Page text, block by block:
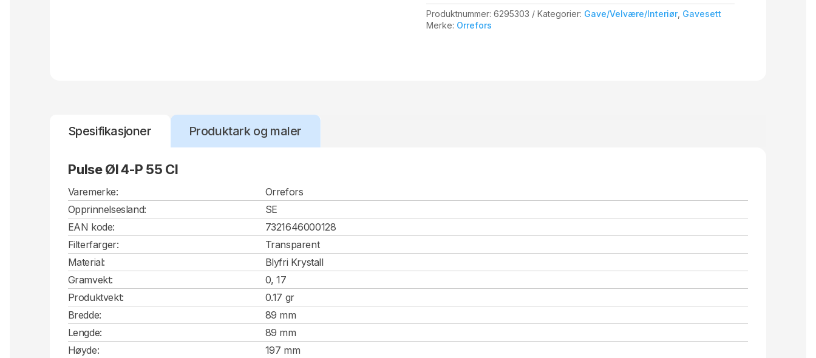
Produktnummer: 6295303 Kategorier: Gave/Velvære/Interiør, Gavesett
Merke: Orrefors
Spesifikasjoner Produktark og maler
Pulse Øl 4-P 55 Cl
Varemerke:
Orrefors
Opprinnelsesland:
SE
EAN kode:
7321646000128
Filterfarger:
Transparent
Material:
Blyfri Krystall
Gramvekt:
0, 17
Produktvekt:
0.17 gr
Bredde:
89 mm
Lengde:
89 mm
Høyde:
197 mm